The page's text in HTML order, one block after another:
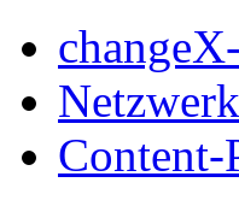
Content-